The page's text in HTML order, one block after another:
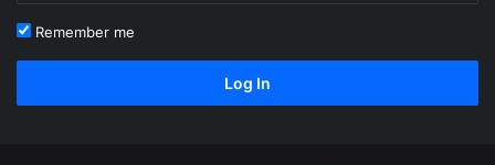
Remember me
Log In